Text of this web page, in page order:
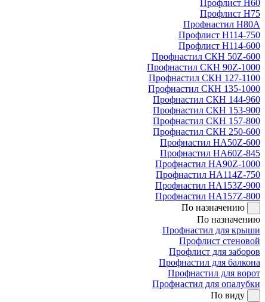
Профлист Н60
Профлист Н75
Профнастил Н80А
Профлист Н114-750
Профлист Н114-600
Профнастил СКН 50Z-600
Профнастил СКН 90Z-1000
Профнастил СКН 127-1100
Профнастил СКН 135-1000
Профнастил СКН 144-960
Профнастил СКН 153-900
Профнастил СКН 157-800
Профнастил СКН 250-600
Профнастил НА50Z-600
Профнастил НА60Z-845
Профнастил НА90Z-1000
Профнастил НА114Z-750
Профнастил НА153Z-900
Профнастил НА157Z-800
По назначению
По назначению
Профнастил для крыши
Профлист стеновой
Профлист для заборов
Профнастил для балкона
Профнастил для ворот
Профнастил для опалубки
По виду